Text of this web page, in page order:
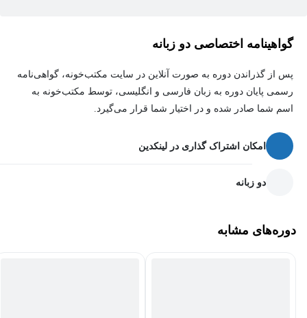
گواهینامه اختصاصی دو زبانه
پس از گذراندن دوره به صورت آنلاین در سایت مکتب‌خونه، گواهی‌نامه
رسمی پایان دوره به زبان فارسی و انگلیسی، توسط مکتب‌خونه به
اسم شما صادر شده و در اختیار شما قرار می‌گیرد.
امکان اشتراک گذاری در لینکدین
دو زبانه
دوره‌های مشابه